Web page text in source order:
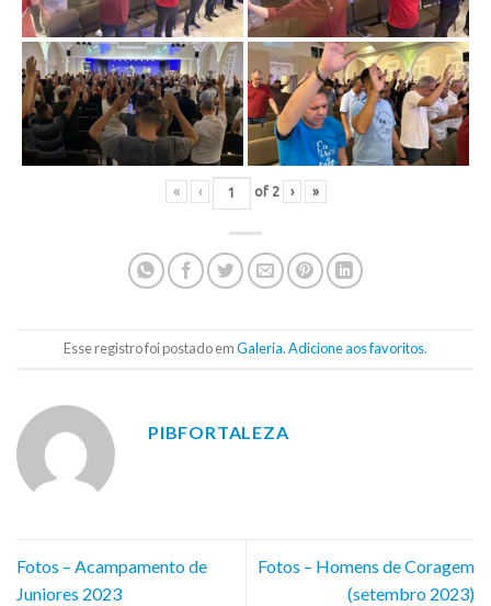
« ‹ of 2 › »
Esse registro foi postado emGaleria.Adicione aos favoritos.
PIBFORTALEZA
Fotos – Acampamento de
Juniores 2023
Fotos – Homens de Coragem
(setembro 2023)